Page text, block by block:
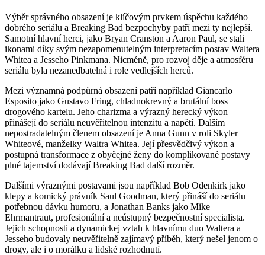
Výběr správného obsazení⁣ je klíčovým prvkem úspěchu‍ každého
‍dobrého seriálu ⁤a Breaking Bad bezpochyby ​patří mezi ty nejlepší.
Samotní hlavní herci, jako Bryan⁣ Cranston a Aaron ⁣Paul, se stali
ikonami díky svým nezapomenutelným interpretacím postav Waltera
Whitea a Jesseho Pinkmana. Nicméně, pro rozvoj děje a atmosféru
seriálu byla nezanedbatelná i role vedlejších herců.
Mezi významná podpůrná obsazení patří například Giancarlo
Esposito jako Gustavo Fring, chladnokrevný a brutální ‍boss
⁣drogového kartelu. Jeho charizma a výrazný herecký výkon
přinášejí do seriálu neuvěřitelnou intenzitu​ a napětí. Dalším
nepostradatelným členem obsazení je Anna Gunn v roli ‍Skyler‌
Whiteové, manželky Waltra ‍Whitea. Její přesvědčivý výkon a
postupná transformace z obyčejné ženy do komplikované postavy
plné tajemství dodávají Breaking Bad ⁤další rozměr.
Dalšími výraznými postavami jsou​ například Bob Odenkirk jako
klepy a komický právník⁣ Saul Goodman, který‌ přináší do seriálu
potřebnou dávku humoru, a Jonathan Banks jako Mike
Ehrmantraut, profesionální a neústupný bezpečnostní specialista.
Jejich​ schopnosti a dynamickej vztah k hlavnímu ⁣duo Waltera a
Jesseho‍ budovaly neuvěřitelně zajímavý příběh, ​který​ nešel jenom o
drogy, ale i o morálku a lidské rozhodnutí.